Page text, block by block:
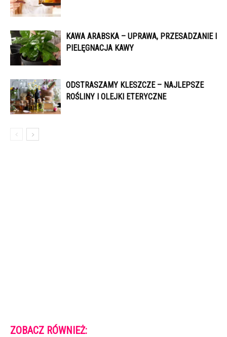
KAWA ARABSKA – UPRAWA, PRZESADZANIE I
PIELĘGNACJA KAWY
ODSTRASZAMY KLESZCZE – NAJLEPSZE
ROŚLINY I OLEJKI ETERYCZNE
ZOBACZ RÓWNIEŻ: